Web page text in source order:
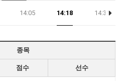
14:05 14:18 14:31
종목
점수 선수